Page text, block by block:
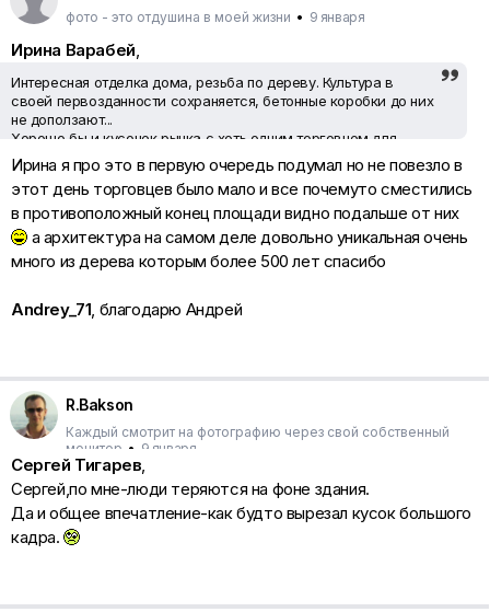
фото - это отдушина в моей жизни • 9 января
Ирина Варабей
Интересная отделка дома, резьба по дереву. Культура в
своей первозданности сохраняется, бетонные коробки до них
не доползают...
Хорошо бы и кусочек рынка с хоть одним торговцем для
жанра...
Ирина я про это в первую очередь подумал но не повезло в
этот день торговцев было мало и все почемуто сместились
в противоположный конец площади видно подальше от них
а архитектура на самом деле довольно уникальная очень
много из дерева которым более 500 лет спасибо
Andrey_71 , благодарю Андрей
R.Bakson
Каждый смотрит на фотографию через свой собственный
монитор • 9 января
Сергей Тигарев
Сергей,по мне-люди теряются на фоне здания.
Да и общее впечатление-как будто вырезал кусок большого
кадра.